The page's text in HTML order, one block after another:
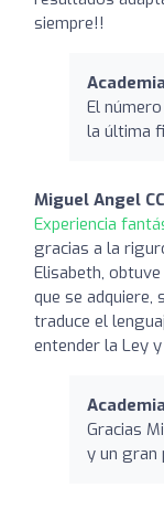
siempre!!
El
la última
Miguel Angel CC
Experiencia
gracias a la
Elisabeth,
que se adquiere,
traduce el
entender la Ley
Gracias
y un gran